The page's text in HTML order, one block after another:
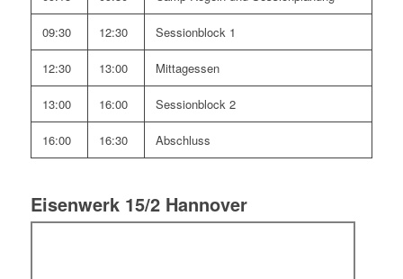
09:30 12:30 Sessionblock 1
12:30 13:00 Mittagessen
13:00 16:00 Sessionblock 2
16:00 16:30 Abschluss
Eisenwerk 15/2 Hannover